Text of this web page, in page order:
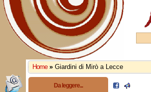
Home » Giardini di Mirò a Lecce
Da leggere...